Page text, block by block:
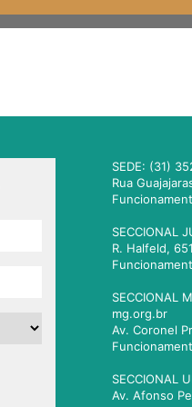
SEDE: (31)
Rua
SECCIONAL
R. Halfeld,
SECCIONAL
mg.org.br
Av. Coronel
SECCIONAL
Av. Afonso